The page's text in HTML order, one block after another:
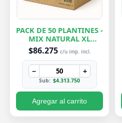
PACK DE 50 PLANTINES -
MIX NATURAL XL
EXCLUSIVOS
$86.275 c/u imp. incl.
− +
Sub: $4.313.750
Agregar al carrito